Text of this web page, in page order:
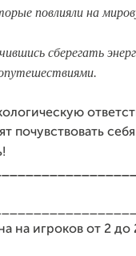
повлияли на
сберегать
почувствовать
на игроков от 2